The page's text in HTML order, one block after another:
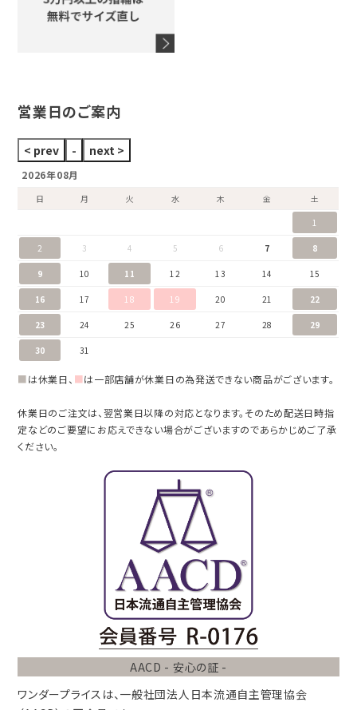
ウノアエレ
タグホイヤー
営業日のご案内
2026年08月
日 月 火 水 木 金
土
1
2 3 4 5 6 7 8
9 10 11 12 13 14 15
16 17 18 19 20 21 22
23 24 25 26 27 28 29
30 31
■は休業日、 ■は一部店舗が休業日の為発送できない商品がございます。
休業日のご注文は、翌営業日以降の対応となります。そのため配送日時指
定などのご要望にお応えできない場合がございますのであらかじめご了承
ください。
AACD - 安心の証 -
ワンダープライスは、 一般社団法人 日本流通自主管理協会